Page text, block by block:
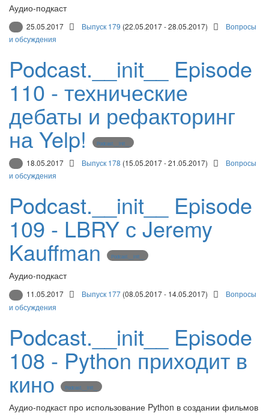
Аудио-подкаст
25.05.2017 Выпуск 179 (22.05.2017 - 28.05.2017)
Вопросы
и обсуждения
Podcast.__init__ Episode
110 - технические
дебаты и рефакторинг
на Yelp! Podcast.__init__
18.05.2017 Выпуск 178 (15.05.2017 - 21.05.2017)
Вопросы
и обсуждения
Podcast.__init__ Episode
109 - LBRY с Jeremy
Kauffman Podcast.__init__
Аудио-подкаст
11.05.2017 Выпуск 177 (08.05.2017 - 14.05.2017)
Вопросы
и обсуждения
Podcast.__init__ Episode
108 - Python приходит в
кино Podcast.__init__
Аудио-подкаст про использование Python в создании фильмов